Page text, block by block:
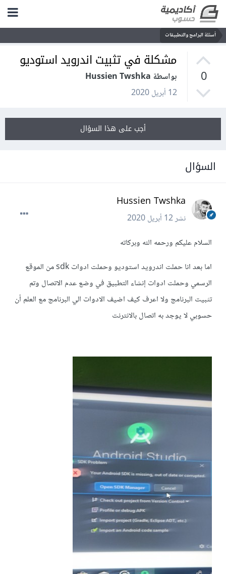
أسئلة البرامج والتطبيقات
0
مشكلة في تثبيت اندرويد استوديو
بواسطة Hussien Twshka
12 أبريل 2020
أجب على هذا السؤال
السؤال
Hussien Twshka
نشر12 أبريل 2020
السلام عليكم ورحمه الله وبركاته
اما بعد انا حملت اندرويد استوديو وحملت ادوات sdk من الموقع
الرسمي وحملت ادوات إنشاء التطبيق في وضع عدم الاتصال وتم
تثبيت البرنامج ولا اعرف كيف اضيف الادوات الي البرنامج مع العلم أن
حسوبي لا يوجد به اتصال بالانترنت